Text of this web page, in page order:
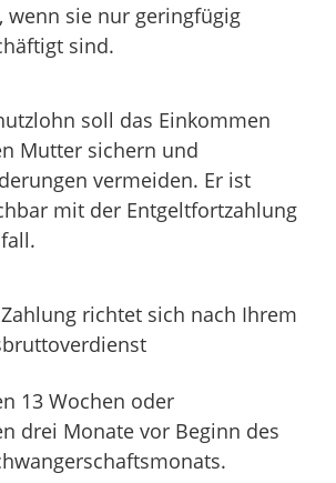
wenn sie nur geringfügig
sind.
soll das Einkommen
Mutter sichern und
vermeiden. Er ist
mit der Entgeltfortzahlung
richtet sich nach Ihrem
13 Wochen oder
drei Monate vor Beginn des